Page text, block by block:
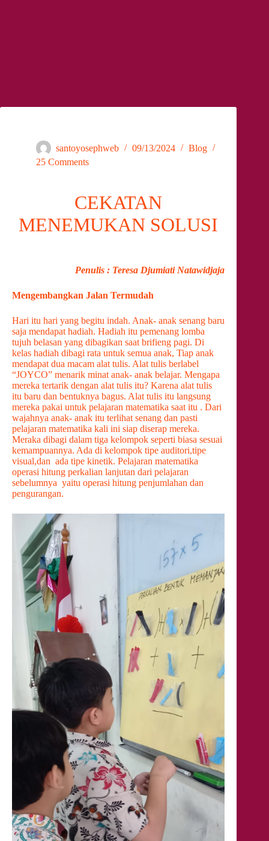
santoyosephweb 09/13/2024
Blog
25 Comments
CEKATAN
MENEMUKAN SOLUSI
Penulis : Teresa Djumiati Natawidjaja
Mengembangkan Jalan Termudah
Hari itu hari yang begitu indah. Anak- anak senang baru
saja mendapat hadiah. Hadiah itu pemenang lomba
tujuh belasan yang dibagikan saat brifieng pagi. Di
kelas hadiah dibagi rata untuk semua anak, Tiap anak
mendapat dua macam alat tulis. Alat tulis berlabel
“JOYCO” menarik minat anak- anak belajar. Mengapa
mereka tertarik dengan alat tulis itu? Karena alat tulis
itu baru dan bentuknya bagus. Alat tulis itu langsung
mereka pakai untuk pelajaran matematika saat itu . Dari
wajahnya anak- anak itu terlihat senang dan pasti
pelajaran matematika kali ini siap diserap mereka.
Meraka dibagi dalam tiga kelompok seperti biasa sesuai
kemampuannya. Ada di kelompok tipe auditori,tipe
visual,dan ada tipe kinetik. Pelajaran matematika
operasi hitung perkalian lanjutan dari pelajaran
sebelumnya yaitu operasi hitung penjumlahan dan
pengurangan.